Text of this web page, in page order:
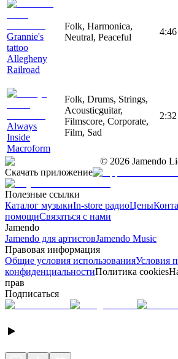
Grannie's
tattoo
Allegheny
Railroad
Folk, Harmonica,
Neutral, Peaceful
4:46
Always
Inside
Macroform
Folk, Drums, Strings,
Acousticguitar,
Filmscore, Corporate,
Film, Sad
2:32
© 2026 Jamendo
Скачать приложение
Полезные ссылки
Каталог музыкиIn-store радиоЦены
помощиСвязаться с нами
Jamendo
Jamendo для артистовJamendo Music
Правовая информация
Общие условия использованияУсловия
конфиденциальностиПолитика cookies
прав
Подписаться